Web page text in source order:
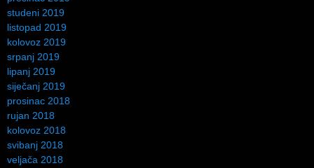
studeni 2019
listopad 2019
kolovoz 2019
srpanj 2019
lipanj 2019
siječanj 2019
prosinac 2018
rujan 2018
kolovoz 2018
svibanj 2018
veljača 2018